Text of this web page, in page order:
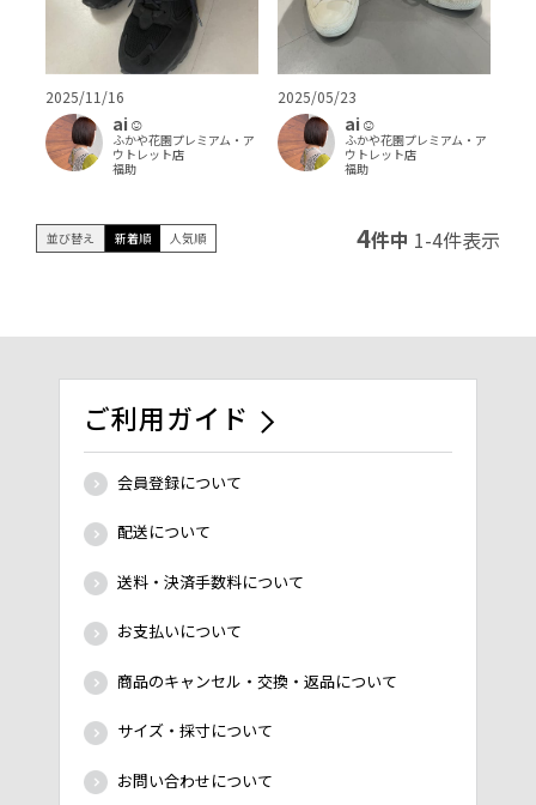
2025/11/16
ai‪‪☺︎‬
ふかや花園プレミアム・ア
ウトレット店
福助
2025/05/23
ai‪‪☺︎‬
ふかや花園プレミアム・ア
ウトレット店
福助
並び替え 新着順 人気順 4件中 1-4件表示
ご利用ガイド
会員登録について
配送について
送料・決済手数料について
お支払いについて
商品のキャンセル・交換・返品について
サイズ・採寸について
お問い合わせについて